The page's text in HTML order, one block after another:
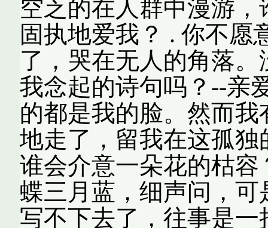
空乏的在人群中漫游
固执地爱我？ . 你不愿
了，哭在无人的角落
我念起的诗句吗？--亲
的都是我的脸。然而
地走了，留我在这孤
谁会介意一朵花的枯
蝶三月蓝，细声问，
写不下去了，往事是